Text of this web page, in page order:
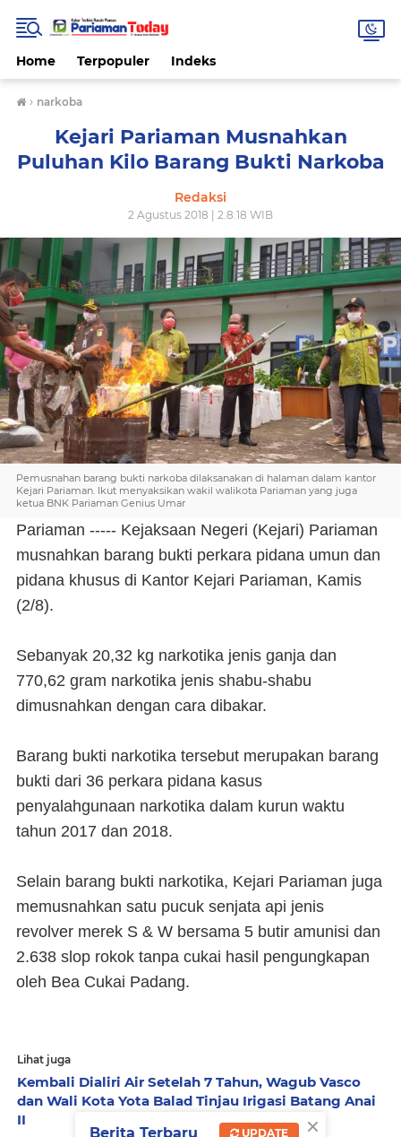
Home Terpopuler Indeks
› narkoba
Kejari Pariaman Musnahkan
Puluhan Kilo Barang Bukti Narkoba
Redaksi
2 Agustus 2018 | 2.8.18 WIB
Pemusnahan barang bukti narkoba dilaksanakan di halaman dalam kantor
Kejari Pariaman. Ikut menyaksikan wakil walikota Pariaman yang juga
ketua BNK Pariaman Genius Umar
Pariaman ----- Kejaksaan Negeri (Kejari) Pariaman
musnahkan barang bukti perkara pidana umun dan
pidana khusus di Kantor Kejari Pariaman, Kamis
(2/8).
Sebanyak 20,32 kg narkotika jenis ganja dan
770,62 gram narkotika jenis shabu-shabu
dimusnahkan dengan cara dibakar.
Barang bukti narkotika tersebut merupakan barang
bukti dari 36 perkara pidana kasus
penyalahgunaan narkotika dalam kurun waktu
tahun 2017 dan 2018.
Selain barang bukti narkotika, Kejari Pariaman juga
memusnahkan satu pucuk senjata api jenis
revolver merek S & W bersama 5 butir amunisi dan
2.638 slop rokok tanpa cukai hasil pengungkapan
oleh Bea Cukai Padang.
Lihat juga
Kembali Dialiri Air Setelah 7 Tahun, Wagub Vasco
dan Wali Kota Yota Balad Tinjau Irigasi Batang Anai
II
×
Berita Terbaru UPDATE